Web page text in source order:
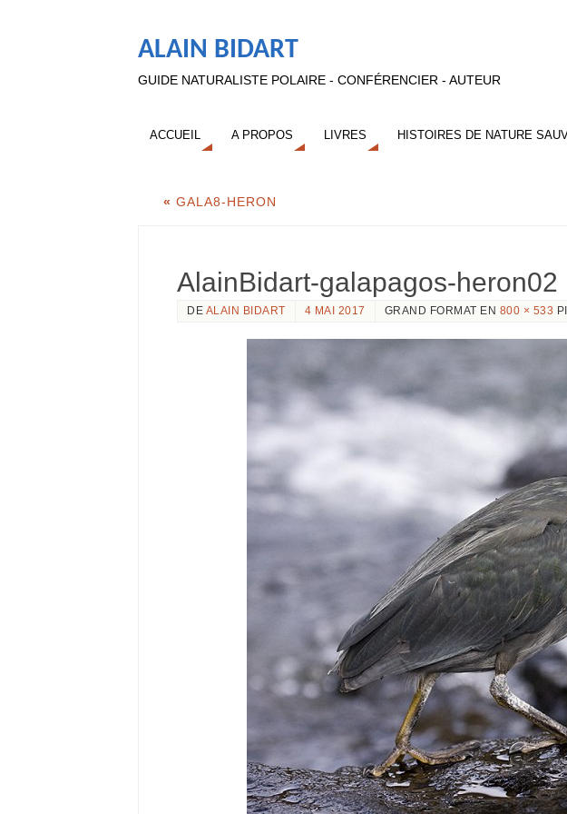
ALAIN BIDART
GUIDE NATURALISTE POLAIRE - CONFÉRENCIER - AUTEUR
ACCUEIL A PROPOS LIVRES HISTOIRES DE NATURE
« GALA8-HERON
AlainBidart-galapagos-heron02
DE ALAIN BIDART 4 MAI 2017 GRAND FORMAT EN 800 × 533